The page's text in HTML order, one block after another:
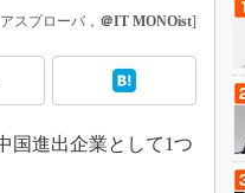
スプローバ， ＠IT MONOist]
国進出企業として1つ